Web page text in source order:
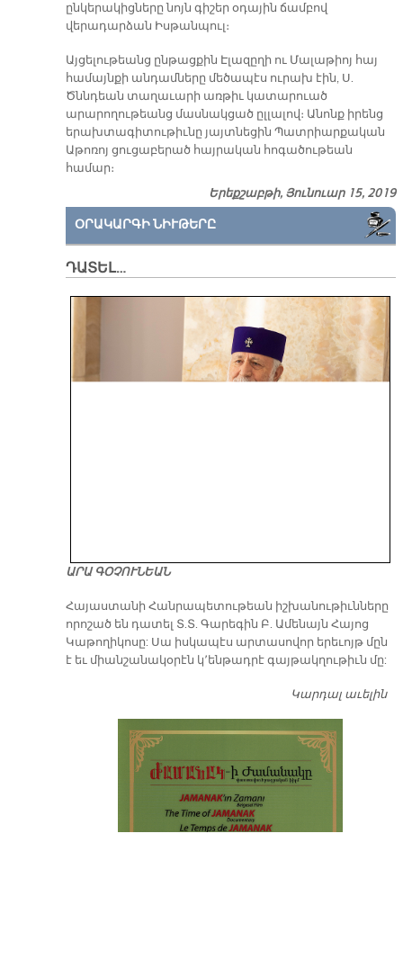
ընկերակիցները նոյն գիշեր օդային ճամբով
վերադարձան Իսթանպուլ։
Այցելութեանց ընթացքին Էլազըղի ու Մալաթիոյ հայ
համայնքի անդամները մեծապէս ուրախ էին, Ս.
Ծննդեան տաղաւարի առթիւ կատարուած
արարողութեանց մասնակցած ըլլալով։ Անոնք իրենց
երախտագիտութիւնը յայտնեցին Պատրիարքական
Աթոռոյ ցուցաբերած հայրական հոգածութեան
համար։
Երեքշաբթի, Յունուար 15, 2019
ՕՐԱԿԱՐԳԻ ՆԻՒԹԵՐԸ
ԴԱՏԵԼ…
ԱՐԱ ԳՕՉՈՒՆԵԱՆ
​Հայաստանի Հանրապետութեան իշխանութիւնները
որոշած են դատել Տ.Տ. Գարեգին Բ. Ամենայն Հայոց
Կաթողիկոսը: Սա իսկապէս արտասովոր երեւոյթ մըն
է եւ միանշանակօրէն կ՚ենթադրէ գայթակղութիւն մը:
Կարդալ աւելին